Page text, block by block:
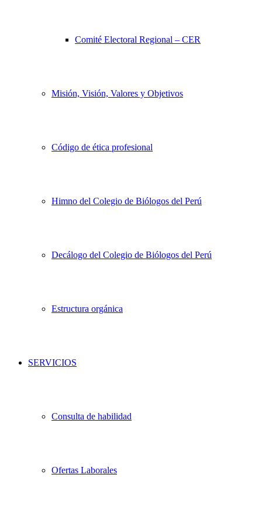
Comité Electoral Regional – CER
Misión, Visión, Valores y Objetivos
Código de ética profesional
Himno del Colegio de Biólogos del Perú
Decálogo del Colegio de Biólogos del Perú
Estructura orgánica
SERVICIOS
Consulta de habilidad
Ofertas Laborales